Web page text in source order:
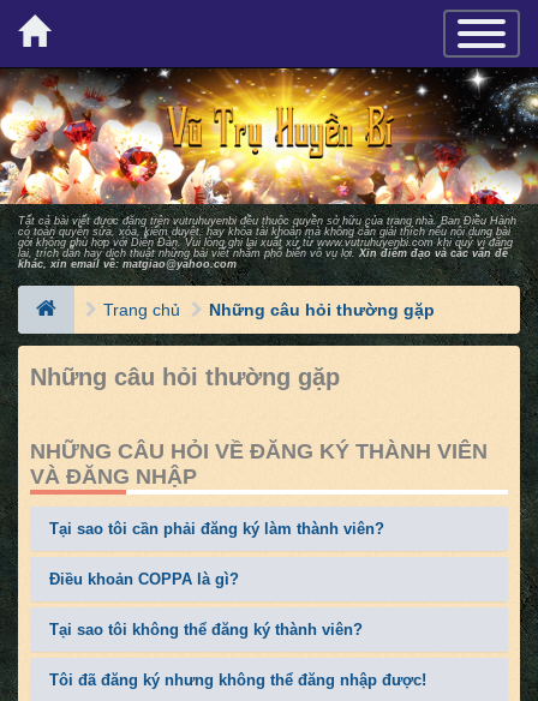
×
Tất cả bài viết được đăng trên vutruhuyenbi đều thuộc quyền sở hữu của trang nhà. Ban Ðiều Hành
có toàn quyền sửa, xóa, kiểm duyệt, hay khóa tài khoản mà không cần giải thích nếu nội dung bài
gởi không phù hợp với Diễn Ðàn. Vui lòng ghi lại xuất xứ từwww.vutruhuyenbi.comkhi quý vị đăng
lại, trích dẫn hay dịch thuật những bài viết nhằm phổ biến vô vụ lợi. Xin điểm đạo và các vấn đề
khác, xin email về: matgiao@yahoo.com
Trang chủ Những câu hỏi thường gặp
Những câu hỏi thường gặp
NHỮNG CÂU HỎI VỀ ĐĂNG KÝ THÀNH VIÊN
VÀ ĐĂNG NHẬP
Tại sao tôi cần phải đăng ký làm thành viên?
Điều khoản COPPA là gì?
Tại sao tôi không thể đăng ký thành viên?
Tôi đã đăng ký nhưng không thể đăng nhập được!